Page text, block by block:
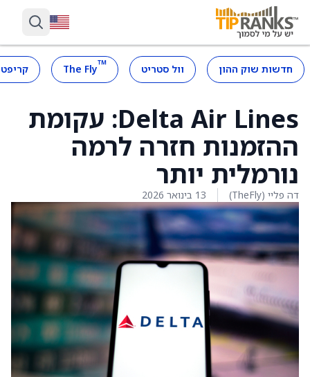
חדשות שוק ההון וול סטריט ™
The Fly
Delta Air Lines: עקומת
ההזמנות חזרה לרמה
נורמלית יותר
דה פליי (TheFly) 13 בינואר 2026